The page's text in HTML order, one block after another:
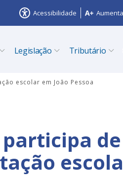
Acessibilidade
Legislação Tributário
escolar em João Pessoa
de